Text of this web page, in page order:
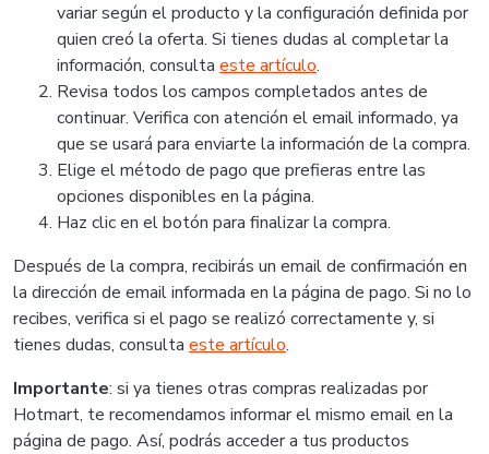
variar según el producto y la configuración definida por
quien creó la oferta. Si tienes dudas al completar la
información, consulta este artículo.
Revisa todos los campos completados antes de
continuar. Verifica con atención el email informado, ya
que se usará para enviarte la información de la compra.
Elige el método de pago que prefieras entre las
opciones disponibles en la página.
Haz clic en el botón para finalizar la compra.
Después de la compra, recibirás un email de confirmación en
la dirección de email informada en la página de pago. Si no lo
recibes, verifica si el pago se realizó correctamente y, si
tienes dudas, consulta este artículo.
Importante: si ya tienes otras compras realizadas por
Hotmart, te recomendamos informar el mismo email en la
página de pago. Así, podrás acceder a tus productos